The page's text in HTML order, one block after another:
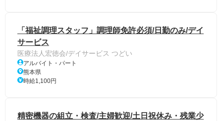
「福祉調理スタッフ」調理師免許必須/日勤のみ/デイ
サービス
医療法人宏徳会/デイサービス つどい
アルバイト・パート
熊本県
時給1,100円
精密機器の組立・検査/主婦歓迎/土日祝休み・残業少